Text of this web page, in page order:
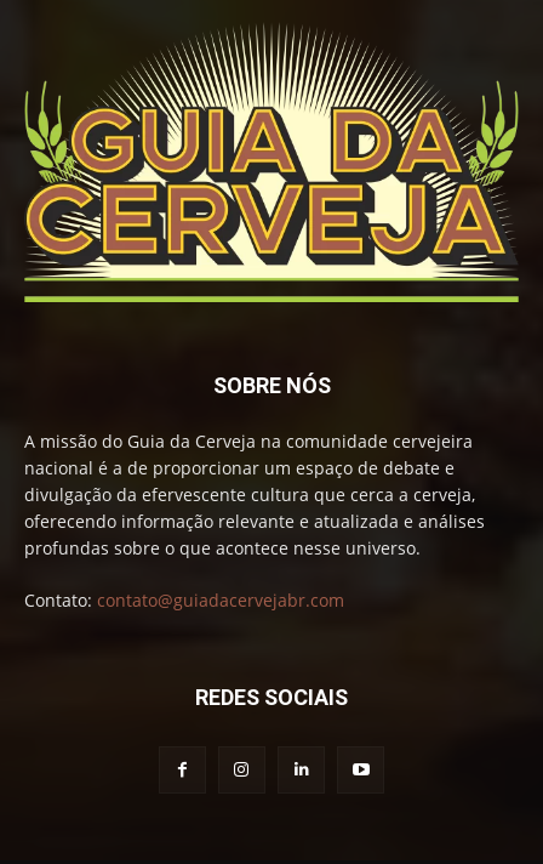
SOBRE NÓS
A missão do Guia da Cerveja na comunidade cervejeira
nacional é a de proporcionar um espaço de debate e
divulgação da efervescente cultura que cerca a cerveja,
oferecendo informação relevante e atualizada e análises
profundas sobre o que acontece nesse universo.
Contato: contato@guiadacervejabr.com
REDES SOCIAIS